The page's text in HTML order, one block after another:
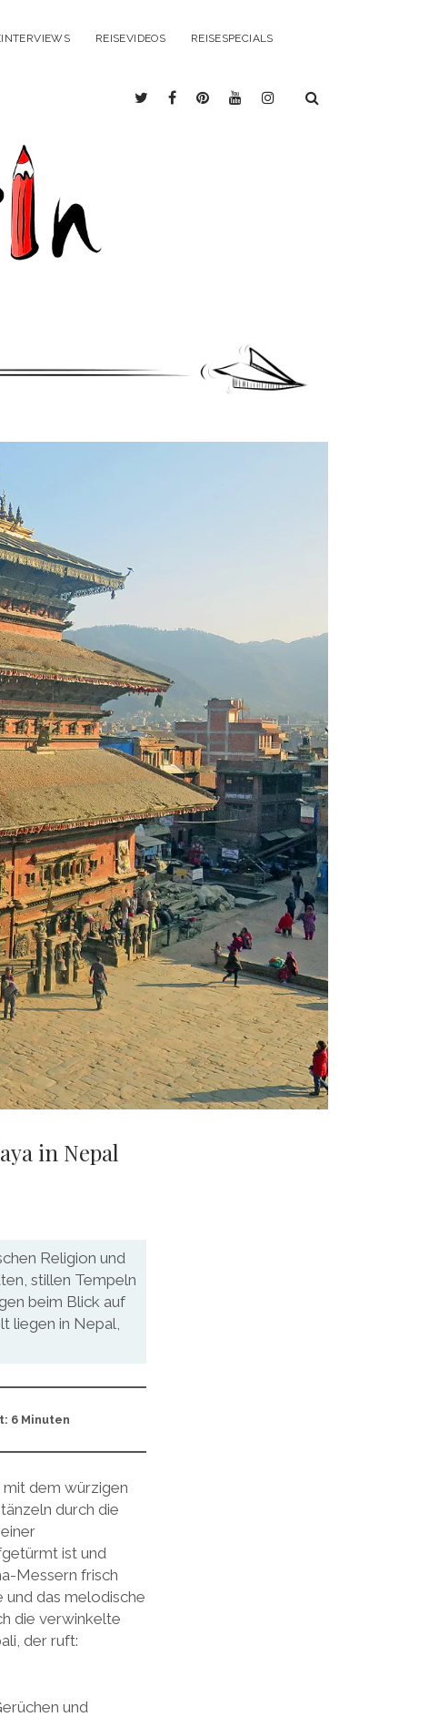
REISEVIDEOS REISESPECIALS
twitterfacebook
pinterestyoutubeinstagram
in Nepal
Religion und
stillen Tempeln
beim Blick auf
liegen in Nepal,
6 Minuten
mit dem würzigen
durch die
ist und
Messern frisch
und das melodische
die verwinkelte
der ruft:
und